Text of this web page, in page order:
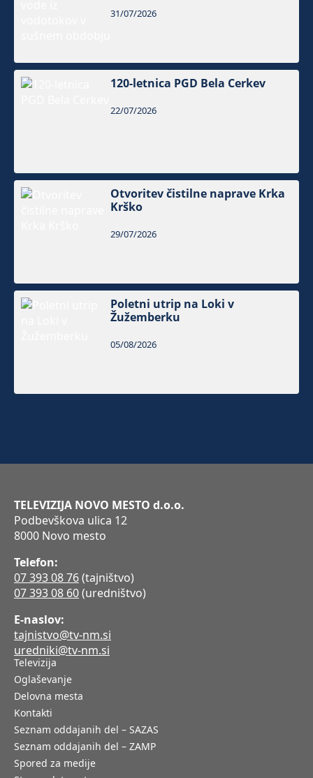
31/07/2026
120-letnica PGD Bela Cerkev
22/07/2026
Otvoritev čistilne naprave Krka
Krško
29/07/2026
Poletni utrip na Loki v
Žužemberku
05/08/2026
TELEVIZIJA NOVO MESTO d.o.o.
Podbevškova ulica 12
8000 Novo mesto
Telefon:
07 393 08 76(tajništvo)
07 393 08 60(uredništvo)
E-naslov:
tajnistvo@tv-nm.si
uredniki@tv-nm.si
Televizija
Oglaševanje
Delovna mesta
Kontakti
Seznam oddajanih del – SAZAS
Seznam oddajanih del – ZAMP
Spored za medije